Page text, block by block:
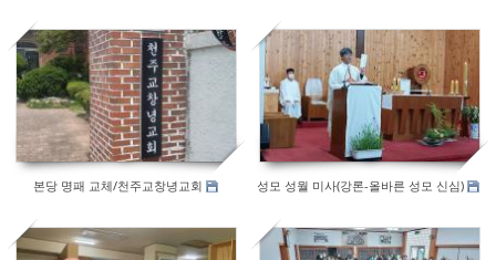
572
본당 명패 교체/천주교창녕교회
535
성모 성월 미사(강론-올바른 성모 신심)